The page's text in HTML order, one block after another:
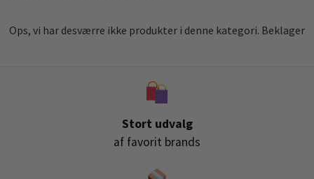
Ops, vi har desværre ikke produkter i denne kategori. Beklager
Stort udvalg
af favorit brands